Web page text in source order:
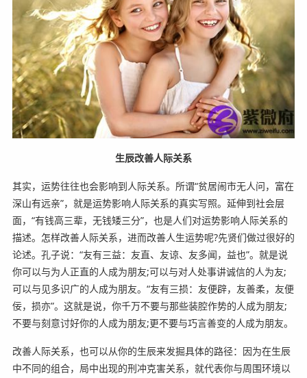
生辰改善人际关系
其实，运势往往也会影响到人际关系。所谓“贫居闹市无人问，富在
深山有远亲”，就是运势影响人际关系的真实写照。延伸到社会层
面，“有钱高三辈，无钱矮三分”，也是人们对运势影响人际关系的
描述。怎样改善人际关系，进而改善人生运势呢?先贤们做过很好的
论述。孔子说：“友有三益：友直、友谅、友多闻，益也”。就是说
你可以与为人正直的人成为朋友;可以与对人处事讲诚信的人为友;
可以与见多识广的人成为朋友。“友有三损：友便辟，友善柔，友便
佞，损亦”。这就是说，你千万不要与那些装腔作势的人成为朋友;
不要与刻意讨好你的人成为朋友;更不要与巧言善变的人成为朋友。
改善人际关系，也可以从你的生辰来发掘具体的路径：因为在生辰
中不同的组合，局中出现的刑冲克害关系，就代表你与周围环境以